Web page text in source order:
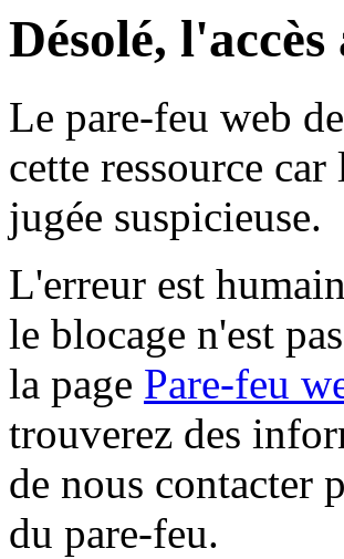
Désolé,
Le pare-feu web
cette ressource
jugée suspicieuse.
L'erreur est
le blocage n'est
la page Pare-feu
trouverez des
de nous contacter
du pare-feu.